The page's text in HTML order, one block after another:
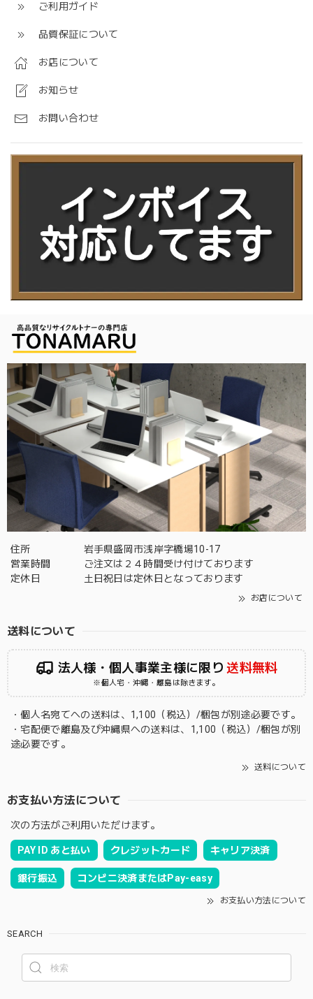
ご利用ガイド
品質保証について
お店について
お知らせ
お問い合わせ
住所
岩手県盛岡市浅岸字橋場10-17
営業時間
ご注文は２４時間受け付けております
定休日
土日祝日は定休日となっております
お店について
送料について
法人様・個人事業主様に限り 送料無料
※個人宅・沖縄・離島は除きます。
・個人名宛てへの送料は、1,100（税込）/梱包が別途必要です。
・宅配便で離島及び沖縄県への送料は、1,100（税込）/梱包が別
途必要です。
送料について
お支払い方法について
次の方法がご利用いただけます。
PAY ID あと払い クレジットカード キャリア決済
銀行振込 コンビニ決済またはPay-easy
お支払い方法について
SEARCH